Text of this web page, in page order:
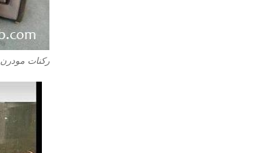
ركنات مودرن8